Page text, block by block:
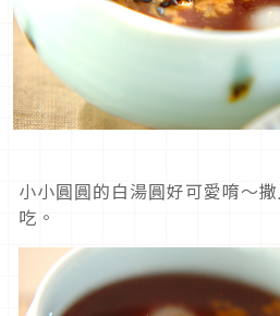
小小圓圓的白湯圓好可愛唷～
吃。